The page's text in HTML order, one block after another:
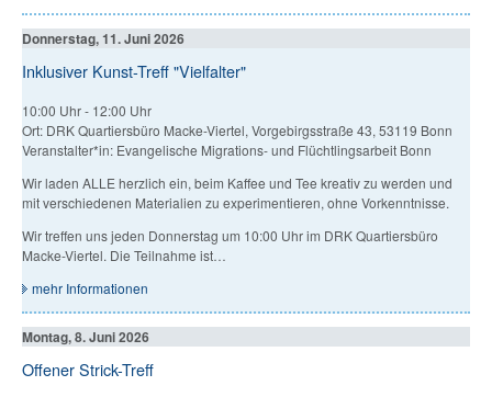
Donnerstag, 11. Juni 2026
Inklusiver Kunst-Treff "Vielfalter"
10:00 Uhr- 12:00 Uhr
Ort: DRK Quartiersbüro Macke-Viertel, Vorgebirgsstraße 43, 53119 Bonn
Veranstalter*in: Evangelische Migrations- und Flüchtlingsarbeit Bonn
Wir laden ALLE herzlich ein, beim Kaffee und Tee kreativ zu werden und
mit verschiedenen Materialien zu experimentieren, ohne Vorkenntnisse.
Wir treffen uns jeden Donnerstag um 10:00 Uhr im DRK Quartiersbüro
Macke-Viertel. Die Teilnahme ist…
mehr Informationen
Montag, 8. Juni 2026
Offener Strick-Treff